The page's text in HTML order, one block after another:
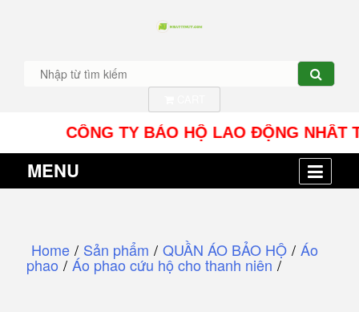
CÔNG TY BẢO HỘ LAO ĐỘNG NHÂT
MENU
Home / Sản phẩm / QUẦN ÁO BẢO HỘ / Áo
phao / Áo phao cứu hộ cho thanh niên /